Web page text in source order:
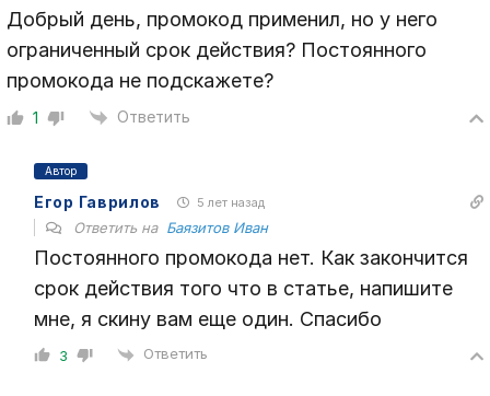
Добрый день, промокод применил, но у него
ограниченный срок действия? Постоянного
промокода не подскажете?
1 Ответить
Автор
Егор Гаврилов 5 лет назад
Ответить на Баязитов Иван
Постоянного промокода нет. Как закончится
срок действия того что в статье, напишите
мне, я скину вам еще один. Спасибо
3 Ответить